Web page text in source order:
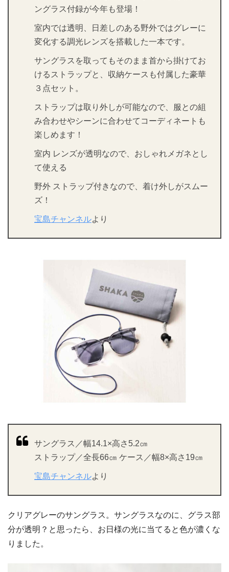
ングラス付録が今年も登場！
室内では透明、日差しのある野外ではグレーに
変化する調光レンズを搭載した一本です。
サングラスを取ってもそのまま首から掛けてお
けるストラップと、収納ケースも付属した豪華
３点セット。
ストラップは取り外しが可能なので、服との組
み合わせやシーンに合わせてコーディネートも
楽しめます！
室内 レンズが透明なので、おしゃれメガネとし
て使える
野外 ストラップ付きなので、着け外しがスムー
ズ！
宝島チャンネルより
サングラス／幅14.1×高さ5.2㎝
ストラップ／全長66㎝ ケース／幅8×高さ19㎝
宝島チャンネルより
クリアグレーのサングラス。サングラスなのに、グラス部
分が透明？と思ったら、お日様の光に当てると色が濃くな
りました。